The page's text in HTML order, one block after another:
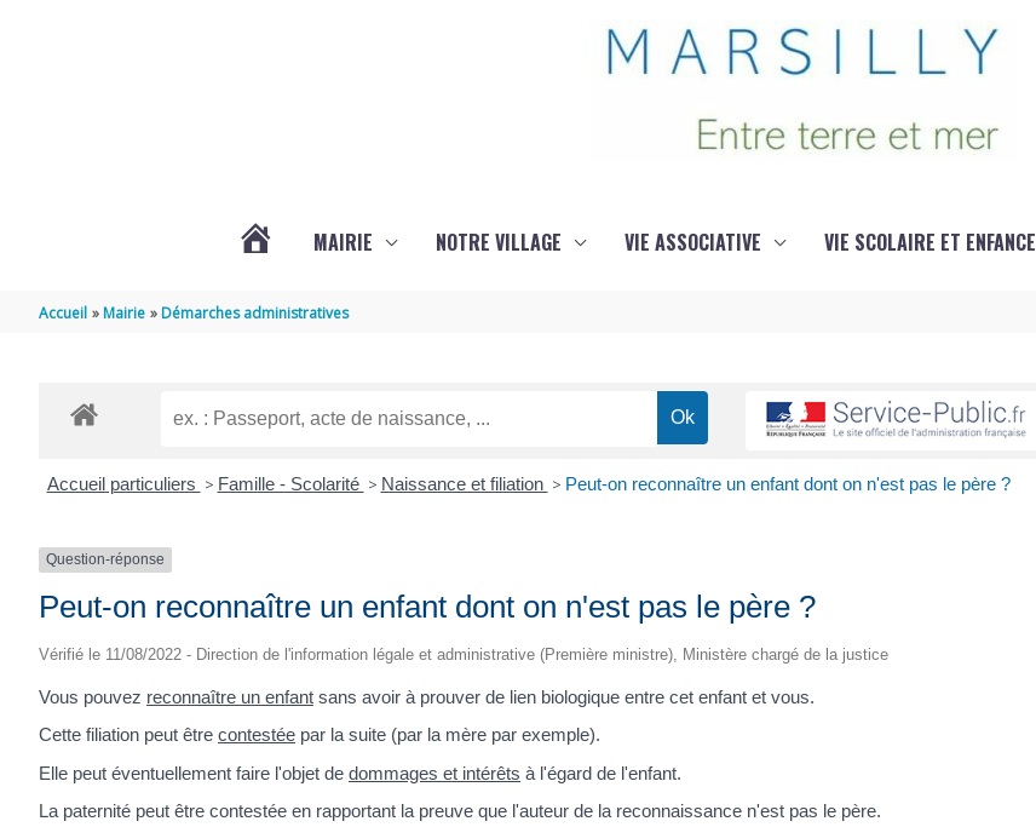
MARSILLY
MAIRIE NOTRE VILLAGE VIE ASSOCIATIVE VIE SCOLAIRE ET ENFANCE
Accueil Mairie Démarches administratives
Accueil particuliers > Famille - Scolarité > Naissance et filiation > Peut-on reconnaître un enfant dont on n'est pas le père ?
Question-réponse
Peut-on reconnaître un enfant dont on n'est pas le père ?
Vérifié le 11/08/2022 - Direction de l'information légale et administrative (Première ministre), Ministère chargé de la justice
Vous pouvez reconnaître un enfant sans avoir à prouver de lien biologique entre cet enfant et vous.
Cette filiation peut être contestée par la suite (par la mère par exemple).
Elle peut éventuellement faire l'objet de dommages et intérêts à l'égard de l'enfant.
La paternité peut être contestée en rapportant la preuve que l'auteur de la reconnaissance n'est pas le père.